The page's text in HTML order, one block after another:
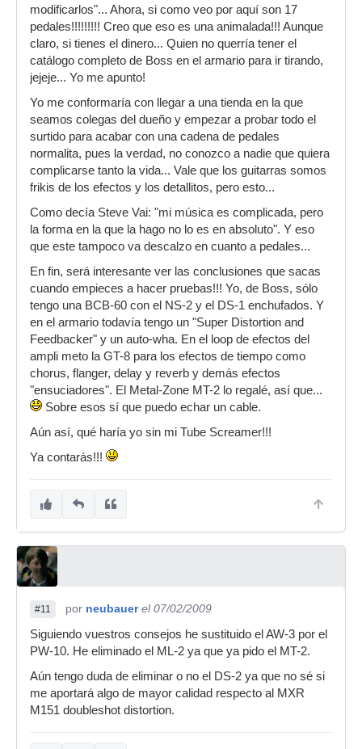
modificarlos"... Ahora, si como veo por aquí son 17
pedales!!!!!!!!! Creo que eso es una animalada!!! Aunque
claro, si tienes el dinero... Quien no querría tener el
catálogo completo de Boss en el armario para ir tirando,
jejeje... Yo me apunto!
Yo me conformaría con llegar a una tienda en la que
seamos colegas del dueño y empezar a probar todo el
surtido para acabar con una cadena de pedales
normalita, pues la verdad, no conozco a nadie que quiera
complicarse tanto la vida... Vale que los guitarras somos
frikis de los efectos y los detallitos, pero esto...
Como decía Steve Vai: "mi música es complicada, pero
la forma en la que la hago no lo es en absoluto". Y eso
que este tampoco va descalzo en cuanto a pedales...
En fin, será interesante ver las conclusiones que sacas
cuando empieces a hacer pruebas!!! Yo, de Boss, sólo
tengo una BCB-60 con el NS-2 y el DS-1 enchufados. Y
en el armario todavía tengo un "Super Distortion and
Feedbacker" y un auto-wha. En el loop de efectos del
ampli meto la GT-8 para los efectos de tiempo como
chorus, flanger, delay y reverb y demás efectos
"ensuciadores". El Metal-Zone MT-2 lo regalé, así que...
Sobre esos sí que puedo echar un cable.
Aún así, qué haría yo sin mi Tube Screamer!!!
Ya contarás!!!
#11 por neubauer el 07/02/2009
Siguiendo vuestros consejos he sustituido el AW-3 por el
PW-10. He eliminado el ML-2 ya que ya pido el MT-2.
Aún tengo duda de eliminar o no el DS-2 ya que no sé si
me aportará algo de mayor calidad respecto al MXR
M151 doubleshot distortion.